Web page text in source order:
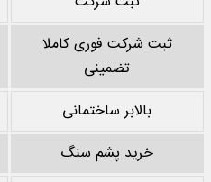
ثبت شرکت فوری کاملا
تضمینی
بالابر ساختمانی
خرید پشم سنگ